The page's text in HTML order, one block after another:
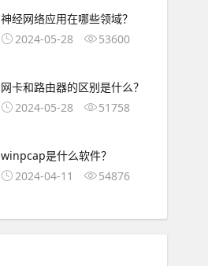
神经网络应用在哪些领域？
2024-05-28
53600
网卡和路由器的区别是什么？
2024-05-28
51758
winpcap是什么软件？
2024-04-11
54876